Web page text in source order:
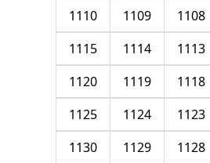
1108
1109
1110
1113
1114
1115
1118
1119
1120
1123
1124
1125
1128
1129
1130